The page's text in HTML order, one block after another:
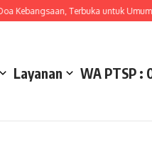
Terbuka untuk Umum
Layanan WA PTSP :